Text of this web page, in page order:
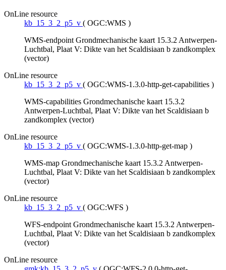
OnLine resource
kb_15_3_2_p5_v ( OGC:WMS )
WMS-endpoint Grondmechanische kaart 15.3.2 Antwerpen-
Luchtbal, Plaat V: Dikte van het Scaldisiaan b zandkomplex
(vector)
OnLine resource
kb_15_3_2_p5_v ( OGC:WMS-1.3.0-http-get-capabilities )
WMS-capabilities Grondmechanische kaart 15.3.2
Antwerpen-Luchtbal, Plaat V: Dikte van het Scaldisiaan b
zandkomplex (vector)
OnLine resource
kb_15_3_2_p5_v ( OGC:WMS-1.3.0-http-get-map )
WMS-map Grondmechanische kaart 15.3.2 Antwerpen-
Luchtbal, Plaat V: Dikte van het Scaldisiaan b zandkomplex
(vector)
OnLine resource
kb_15_3_2_p5_v ( OGC:WFS )
WFS-endpoint Grondmechanische kaart 15.3.2 Antwerpen-
Luchtbal, Plaat V: Dikte van het Scaldisiaan b zandkomplex
(vector)
OnLine resource